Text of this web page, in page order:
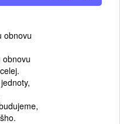
obnovu
obnovu